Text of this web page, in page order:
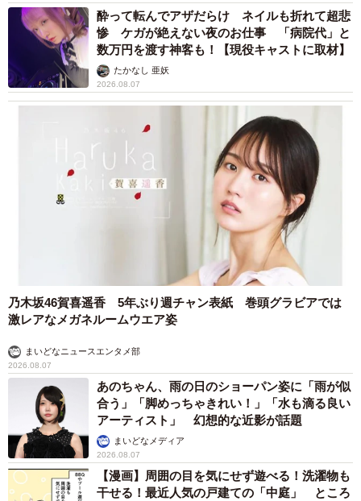
酔って転んでアザだらけ ネイルも折れて超悲
惨 ケガが絶えない夜のお仕事 「病院代」と
数万円を渡す神客も！【現役キャストに取材】
たかなし 亜妖
2026.08.07
乃木坂46賀喜遥香 5年ぶり週チャン表紙 巻頭グラビアでは
激レアなメガネルームウエア姿
まいどなニュースエンタメ部
2026.08.07
あのちゃん、雨の日のショーパン姿に「雨が似
合う」「脚めっちゃきれい！」「水も滴る良い
アーティスト」 幻想的な近影が話題
まいどなメディア
2026.08.07
【漫画】周囲の目を気にせず遊べる！洗濯物も
干せる！最近人気の戸建ての「中庭」 ところ